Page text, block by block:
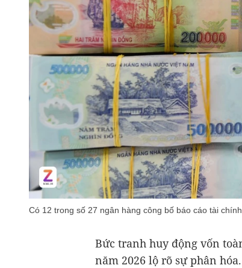
Có 12 trong số 27 ngân hàng công bố báo cáo tài
Bức tranh huy động vốn
năm 2026 lộ rõ sự phân